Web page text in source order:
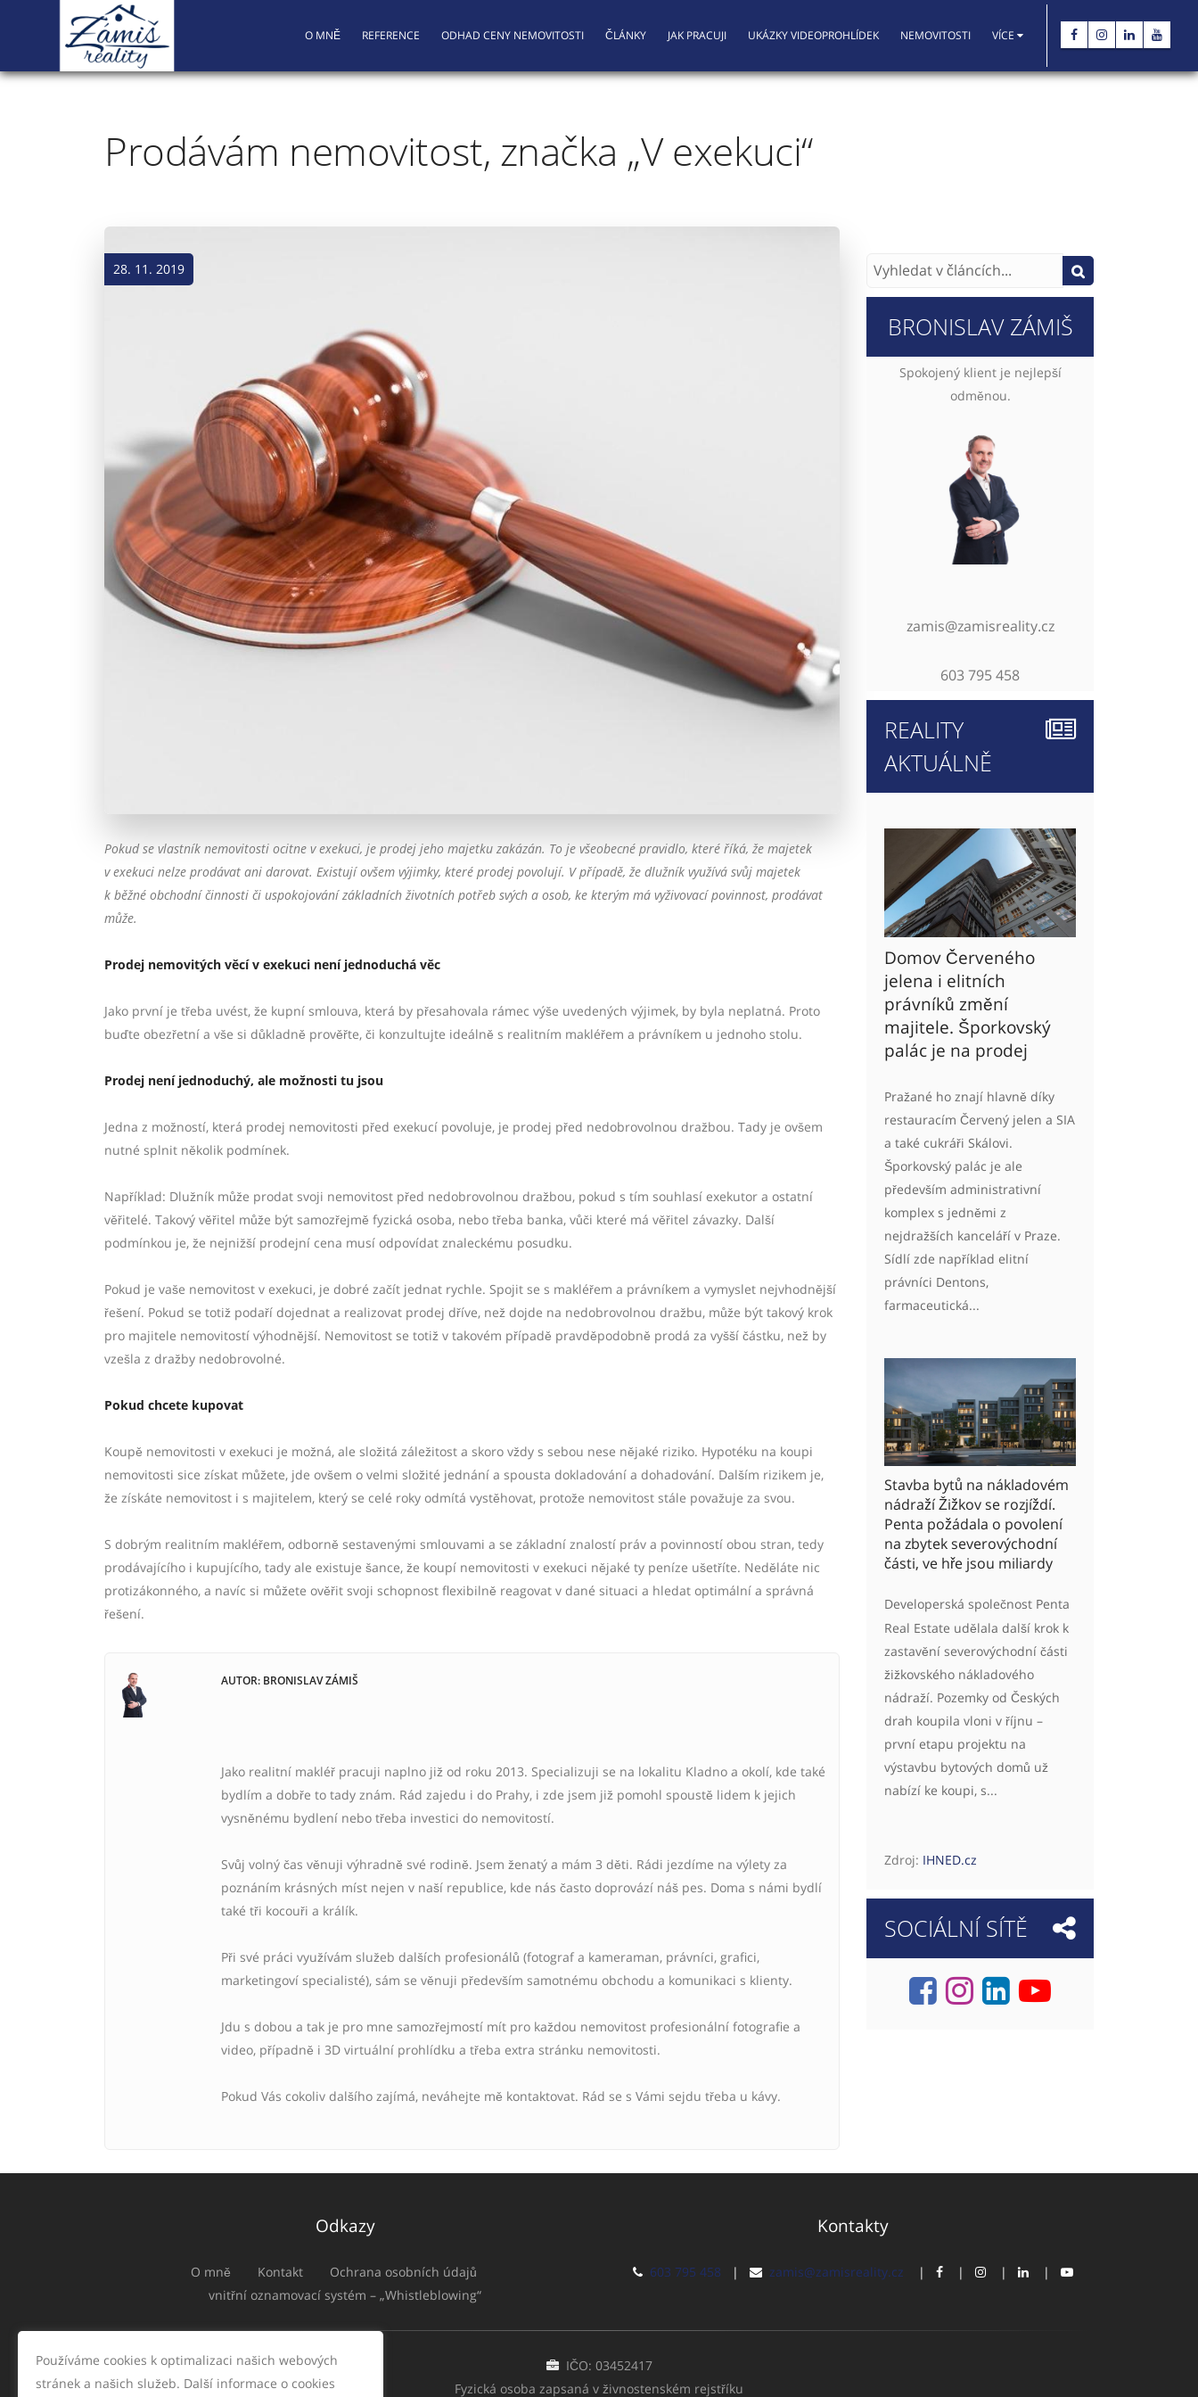
O MNĚ REFERENCE ODHAD CENY NEMOVITOSTI ČLÁNKY JAK PRACUJI UKÁZKY VIDEOPROHLÍDEK NEMOVITOSTI VÍCE
Prodávám nemovitost, značka „V exekuci“
28. 11. 2019
Pokud se vlastník nemovitosti ocitne v exekuci, je prodej jeho majetku zakázán. To je všeobecné pravidlo, které říká, že majetek
v exekuci nelze prodávat ani darovat. Existují ovšem výjimky, které prodej povolují. V případě, že dlužník využívá svůj majetek
k běžné obchodní činnosti či uspokojování základních životních potřeb svých a osob, ke kterým má vyživovací povinnost, prodávat
může.
Prodej nemovitých věcí v exekuci není jednoduchá věc
Jako první je třeba uvést, že kupní smlouva, která by přesahovala rámec výše uvedených výjimek, by byla neplatná. Proto
buďte obezřetní a vše si důkladně prověřte, či konzultujte ideálně s realitním makléřem a právníkem u jednoho stolu.
Prodej není jednoduchý, ale možnosti tu jsou
Jedna z možností, která prodej nemovitosti před exekucí povoluje, je prodej před nedobrovolnou dražbou. Tady je ovšem
nutné splnit několik podmínek.
Například: Dlužník může prodat svoji nemovitost před nedobrovolnou dražbou, pokud s tím souhlasí exekutor a ostatní
věřitelé. Takový věřitel může být samozřejmě fyzická osoba, nebo třeba banka, vůči které má věřitel závazky. Další
podmínkou je, že nejnižší prodejní cena musí odpovídat znaleckému posudku.
Pokud je vaše nemovitost v exekuci, je dobré začít jednat rychle. Spojit se s makléřem a právníkem a vymyslet nejvhodnější
řešení. Pokud se totiž podaří dojednat a realizovat prodej dříve, než dojde na nedobrovolnou dražbu, může být takový krok
pro majitele nemovitostí výhodnější. Nemovitost se totiž v takovém případě pravděpodobně prodá za vyšší částku, než by
vzešla z dražby nedobrovolné.
Pokud chcete kupovat
Koupě nemovitosti v exekuci je možná, ale složitá záležitost a skoro vždy s sebou nese nějaké riziko. Hypotéku na koupi
nemovitosti sice získat můžete, jde ovšem o velmi složité jednání a spousta dokladování a dohadování. Dalším rizikem je,
že získáte nemovitost i s majitelem, který se celé roky odmítá vystěhovat, protože nemovitost stále považuje za svou.
S dobrým realitním makléřem, odborně sestavenými smlouvami a se základní znalostí práv a povinností obou stran, tedy
prodávajícího i kupujícího, tady ale existuje šance, že koupí nemovitosti v exekuci nějaké ty peníze ušetříte. Neděláte nic
protizákonného, a navíc si můžete ověřit svoji schopnost flexibilně reagovat v dané situaci a hledat optimální a správná
řešení.
AUTOR: BRONISLAV ZÁMIŠ
Jako realitní makléř pracuji naplno již od roku 2013. Specializuji se na lokalitu Kladno a okolí, kde také
bydlím a dobře to tady znám. Rád zajedu i do Prahy, i zde jsem již pomohl spoustě lidem k jejich
vysněnému bydlení nebo třeba investici do nemovitostí.
Svůj volný čas věnuji výhradně své rodině. Jsem ženatý a mám 3 děti. Rádi jezdíme na výlety za
poznáním krásných míst nejen v naší republice, kde nás často doprovází náš pes. Doma s námi bydlí
také tři kocouři a králík.
Při své práci využívám služeb dalších profesionálů (fotograf a kameraman, právníci, grafici,
marketingoví specialisté), sám se věnuji především samotnému obchodu a komunikaci s klienty.
Jdu s dobou a tak je pro mne samozřejmostí mít pro každou nemovitost profesionální fotografie a
video, případně i 3D virtuální prohlídku a třeba extra stránku nemovitosti.
Pokud Vás cokoliv dalšího zajímá, neváhejte mě kontaktovat. Rád se s Vámi sejdu třeba u kávy.
BRONISLAV ZÁMIŠ
Spokojený klient je nejlepší
odměnou.
zamis@zamisreality.cz
603 795 458
REALITY
AKTUÁLNĚ
Domov Červeného
jelena i elitních
právníků změní
majitele. Šporkovský
palác je na prodej
Pražané ho znají hlavně díky
restauracím Červený jelen a SIA
a také cukráři Skálovi.
Šporkovský palác je ale
především administrativní
komplex s jedněmi z
nejdražších kanceláří v Praze.
Sídlí zde například elitní
právníci Dentons,
farmaceutická...
Stavba bytů na nákladovém
nádraží Žižkov se rozjíždí.
Penta požádala o povolení
na zbytek severovýchodní
části, ve hře jsou miliardy
Developerská společnost Penta
Real Estate udělala další krok k
zastavění severovýchodní části
žižkovského nákladového
nádraží. Pozemky od Českých
drah koupila vloni v říjnu –
první etapu projektu na
výstavbu bytových domů už
nabízí ke koupi, s...
Zdroj: IHNED.cz
SOCIÁLNÍ SÍTĚ
Odkazy
O mně Kontakt
Ochrana osobních údajů
vnitřní oznamovací systém – „Whistleblowing“
Kontakty
603 795 458 | zamis@zamisreality.cz | | | |
IČO: 03452417
Fyzická osoba zapsaná v živnostenském rejstříku
Používáme cookies k optimalizaci našich webových
stránek a našich služeb. Další informace o cookies